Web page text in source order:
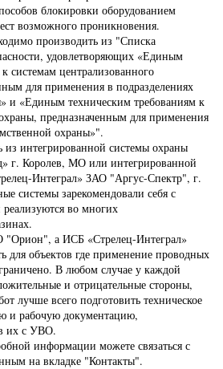
блокировки оборудованием
возможного проникновения.
производить из "Списка
удовлетворяющих «Единым
системам централизованного
для применения в подразделениях
и «Единым техническим требованиям к
предназначенным для применения
охраны»".
интегрированной системы охраны
Королев, МО или интегрированной
Интеграл» ЗАО "Аргус-Спектр", г.
системы зарекомендовали себя с
во многих
"Орион", а ИСБ «Стрелец-Интеграл»
для объектов где применение проводных
В любом случае у каждой
и отрицательные стороны,
лучше всего подготовить техническое
и рабочую документацию,
их с УВО.
информации можете связаться с
на вкладке "Контакты".